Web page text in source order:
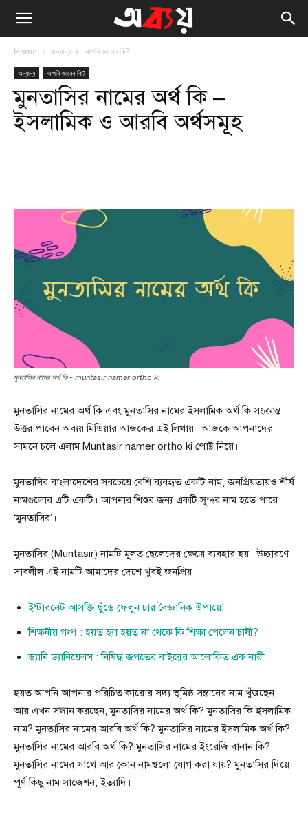
Home অন্যান্য আপনি জানেন কি?
অন্যান্য আপনি জানেন কি?
মুনতাসির নামের অর্থ কি –
ইসলামিক ও আরবি অর্থসমূহ
মুনতাসির নামের অর্থ কি - muntasir namer ortho ki
মুনতাসির নামের অর্থ কি এবং মুনতাসির নামের ইসলামিক অর্থ কি সংক্রান্ত
উত্তর পাবেন অব্যয় মিডিয়ার আজকের এই লিখায়। আজকে আপনাদের
সামনে চলে এলাম Muntasir namer ortho ki পোষ্ট নিয়ে।
মুনতাসির বাংলাদেশের সবচেয়ে বেশি ব্যবহৃত একটি নাম, জনপ্রিয়তায়ও শীর্ষ
নামগুলোর এটি একটি। আপনার শিশুর জন্য একটি সুন্দর নাম হতে পারে
‘মুনতাসির’।
মুনতাসির (Muntasir) নামটি মূলত ছেলেদের ক্ষেত্রে ব্যবহার হয়। উচ্চারণে
সাবলীল এই নামটি আমাদের দেশে খুবই জনপ্রিয়।
ইন্টারনেট আসক্তি ছুঁড়ে ফেলুন চার বৈজ্ঞানিক উপায়ে!
শিক্ষনীয় গল্প : হয়ত হ্যা হয়ত না থেকে কি শিক্ষা পেলেন চাষী?
ড্যানি ড্যানিয়েলস : নিষিদ্ধ জগতের বাইরে্র আলোকিত এক নারী
হয়ত আপনি আপনার পরিচিত কারোর সদ্য ভূমিষ্ঠ সন্তানের নাম খুঁজছেন,
আর এখন সন্ধান করছেন, মুনতাসির নামের অর্থ কি? মুনতাসির কি ইসলামিক
নাম? মুনতাসির নামের আরবি অর্থ কি? মুনতাসির নামের ইসলামিক অর্থ কি?
মুনতাসির নামের আরবি অর্থ কি? মুনতাসির নামের ইংরেজি বানান কি?
মুনতাসির নামের সাথে আর কোন নামগুলো যোগ করা যায়? মুনতাসির দিয়ে
পূর্ণ কিছু নাম সাজেশন, ইত্যাদি।